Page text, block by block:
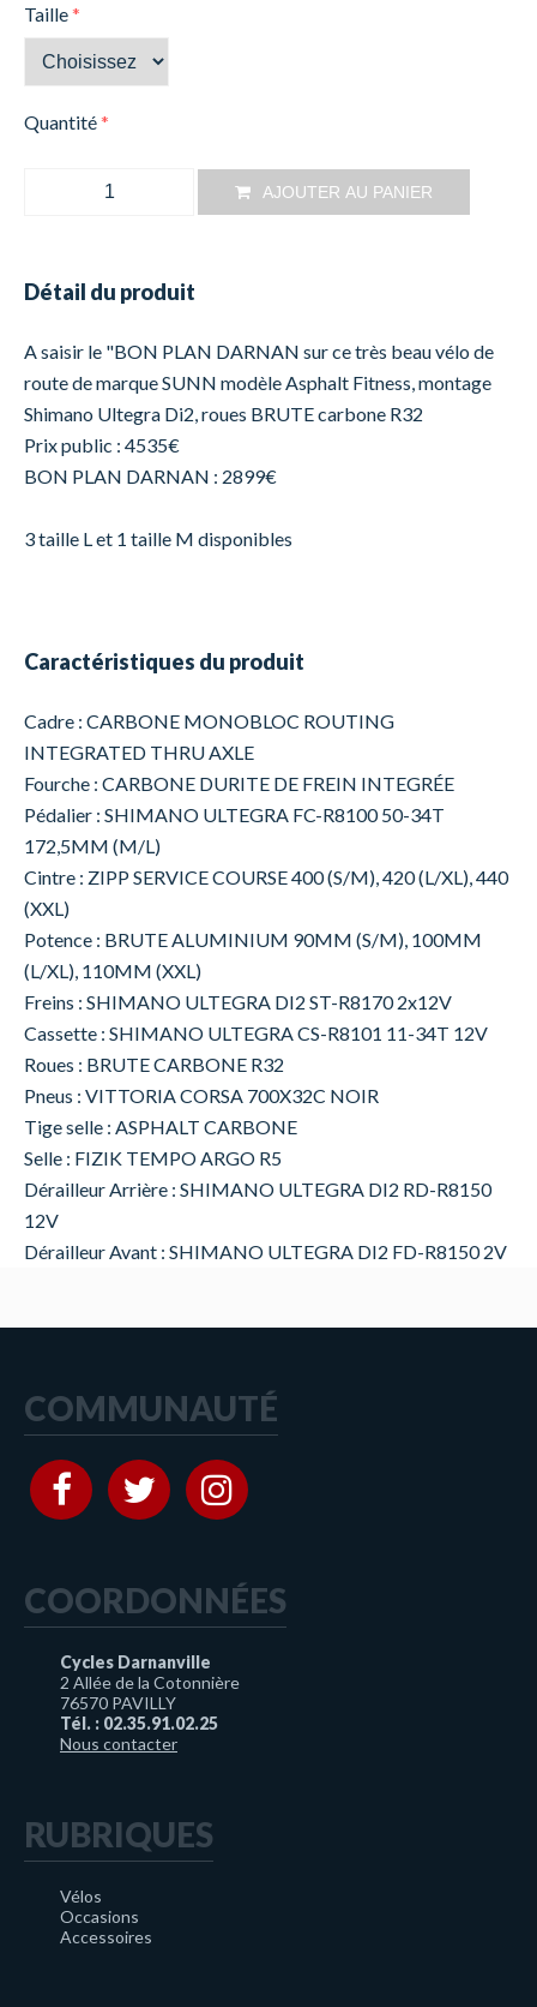
Taille*
Quantité*
AJOUTER AU PANIER
Détail du produit
A saisir le "BON PLAN DARNAN sur ce très beau vélo de
route de marque SUNN modèle Asphalt Fitness, montage
Shimano Ultegra Di2, roues BRUTE carbone R32
Prix public : 4535€
BON PLAN DARNAN : 2899€
3 taille L et 1 taille M disponibles
Caractéristiques du produit
Cadre : CARBONE MONOBLOC ROUTING
INTEGRATED THRU AXLE
Fourche : CARBONE DURITE DE FREIN INTEGRÉE
Pédalier : SHIMANO ULTEGRA FC-R8100 50-34T
172,5MM (M/L)
Cintre : ZIPP SERVICE COURSE 400 (S/M), 420 (L/XL), 440
(XXL)
Potence : BRUTE ALUMINIUM 90MM (S/M), 100MM
(L/XL), 110MM (XXL)
Freins : SHIMANO ULTEGRA DI2 ST-R8170 2x12V
Cassette : SHIMANO ULTEGRA CS-R8101 11-34T 12V
Roues : BRUTE CARBONE R32
Pneus : VITTORIA CORSA 700X32C NOIR
Tige selle : ASPHALT CARBONE
Selle : FIZIK TEMPO ARGO R5
Dérailleur Arrière : SHIMANO ULTEGRA DI2 RD-R8150
12V
Dérailleur Avant : SHIMANO ULTEGRA DI2 FD-R8150 2V
COMMUNAUTÉ
COORDONNÉES
Cycles Darnanville
2 Allée de la Cotonnière
76570 PAVILLY
Tél. : 02.35.91.02.25
Nous contacter
RUBRIQUES
Vélos
Occasions
Accessoires